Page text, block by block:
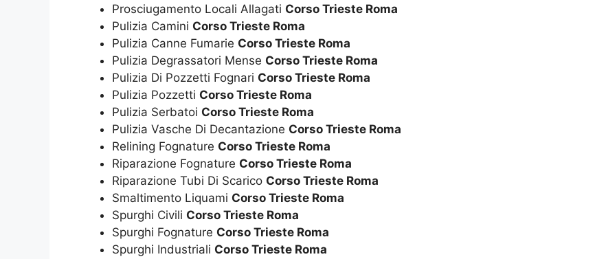
Prosciugamento Locali Allagati Corso Trieste Roma
Pulizia Camini Corso Trieste Roma
Pulizia Canne Fumarie Corso Trieste Roma
Pulizia Degrassatori Mense Corso Trieste Roma
Pulizia Di Pozzetti Fognari Corso Trieste Roma
Pulizia Pozzetti Corso Trieste Roma
Pulizia Serbatoi Corso Trieste Roma
Pulizia Vasche Di Decantazione Corso Trieste Roma
Relining Fognature Corso Trieste Roma
Riparazione Fognature Corso Trieste Roma
Riparazione Tubi Di Scarico Corso Trieste Roma
Smaltimento Liquami Corso Trieste Roma
Spurghi Civili Corso Trieste Roma
Spurghi Fognature Corso Trieste Roma
Spurghi Industriali Corso Trieste Roma